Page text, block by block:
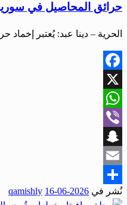
حرائق المحاصيل في
الحرية – دينا عبد: يُعتبر
Facebook
X
WhatsApp
Viber
Snapchat
Email
Share
نُشر في 2026-06-16
qamishly